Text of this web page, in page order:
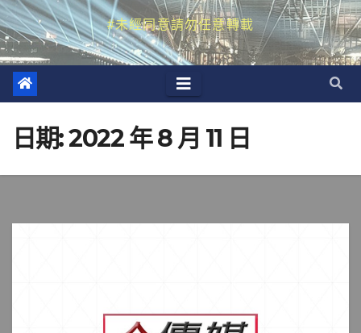
#未經同意請勿任意轉載
日期:2022 年 8 月 11 日